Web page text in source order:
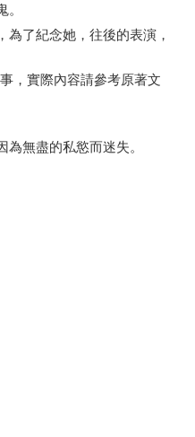
了紀念她，往後的表演，
，實際內容請參考原著文
無盡的私慾而迷失。